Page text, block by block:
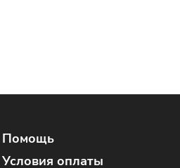
Помощь
Условия оплаты